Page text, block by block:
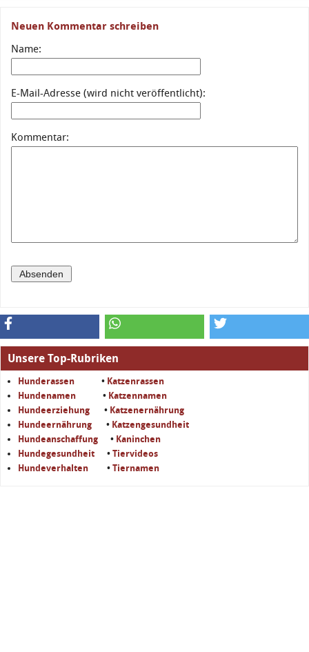
Neuen Kommentar schreiben
Name:
E-Mail-Adresse (wird nicht veröffentlicht):
Kommentar:
Unsere Top-Rubriken
Hunderassen • Katzenrassen
Hundenamen
• Katzennamen
Hundeerziehung • Katzenernährung
Hundeernährung • Katzengesundheit
Hundeanschaffung • Kaninchen
Hundegesundheit • Tiervideos
Hundeverhalten • Tiernamen